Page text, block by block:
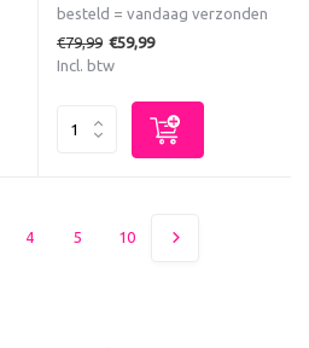
besteld = vandaag verzonden
€79,99 €59,99
Incl. btw
4 5 10